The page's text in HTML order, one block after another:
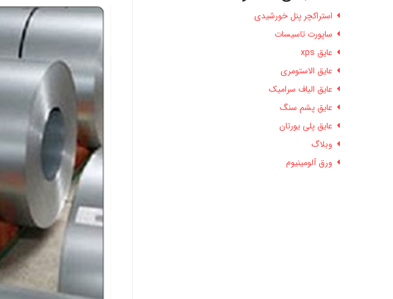
استراکچر پنل خورشیدی
ساپورت تاسیسات
عایق xps
عایق الاستومری
عایق الیاف سرامیک
عایق پشم سنگ
عایق پلی یورتان
وبلاگ
ورق آلومینیوم